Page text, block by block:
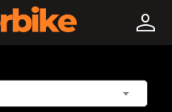
person